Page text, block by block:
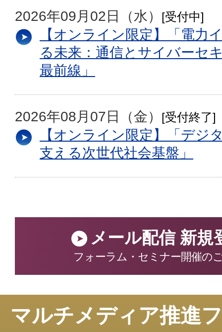
2026年09月02日（水） [受付中]
【オンライン限定】「電力
る未来：通信とサイバーセ
最前線」
2026年08月07日（金） [受付終了]
【オンライン限定】「デジ
支える次世代社会基盤」
メール配信 新規
フォーラム・セミナー開催の
マルチメディア推進